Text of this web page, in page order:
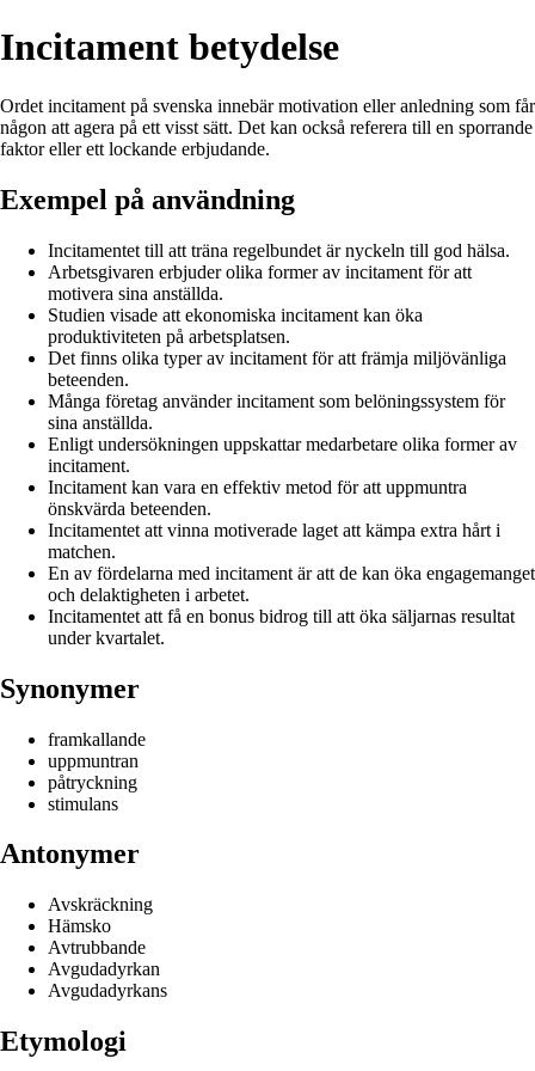
Incitament betydelse
Ordet incitament på svenska innebär motivation eller anledning som får
någon att agera på ett visst sätt. Det kan också referera till en sporrande
faktor eller ett lockande erbjudande.
Exempel på användning
Incitamentet till att träna regelbundet är nyckeln till god hälsa.
Arbetsgivaren erbjuder olika former av incitament för att
motivera sina anställda.
Studien visade att ekonomiska incitament kan öka
produktiviteten på arbetsplatsen.
Det finns olika typer av incitament för att främja miljövänliga
beteenden.
Många företag använder incitament som belöningssystem för
sina anställda.
Enligt undersökningen uppskattar medarbetare olika former av
incitament.
Incitament kan vara en effektiv metod för att uppmuntra
önskvärda beteenden.
Incitamentet att vinna motiverade laget att kämpa extra hårt i
matchen.
En av fördelarna med incitament är att de kan öka engagemanget
och delaktigheten i arbetet.
Incitamentet att få en bonus bidrog till att öka säljarnas resultat
under kvartalet.
Synonymer
framkallande
uppmuntran
påtryckning
stimulans
Antonymer
Avskräckning
Hämsko
Avtrubbande
Avgudadyrkan
Avgudadyrkans
Etymologi